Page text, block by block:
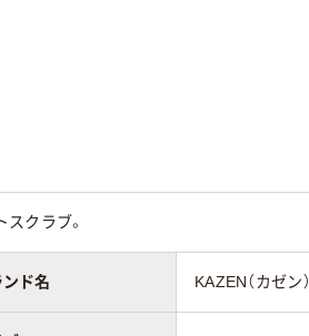
クラブ。
ンド名 KAZEN（カゼン）